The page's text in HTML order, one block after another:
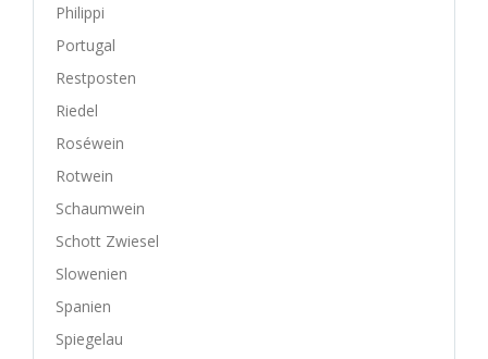
Philippi
Portugal
Restposten
Riedel
Roséwein
Rotwein
Schaumwein
Schott Zwiesel
Slowenien
Spanien
Spiegelau